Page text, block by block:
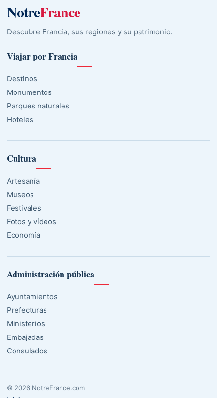
NotreFrance
Descubre Francia, sus regiones y su patrimonio.
Viajar por Francia
Destinos
Monumentos
Parques naturales
Hoteles
Cultura
Artesanía
Museos
Festivales
Fotos y vídeos
Economía
Administración pública
Ayuntamientos
Prefecturas
Ministerios
Embajadas
Consulados
© 2026 NotreFrance.com